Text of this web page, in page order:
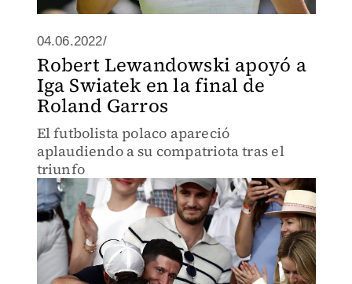
04.06.2022/
Robert Lewandowski apoyó a
Iga Swiatek en la final de
Roland Garros
El futbolista polaco apareció
aplaudiendo a su compatriota tras el
triunfo